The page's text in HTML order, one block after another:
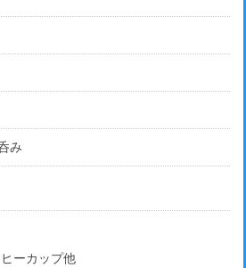
み
ーカップ他